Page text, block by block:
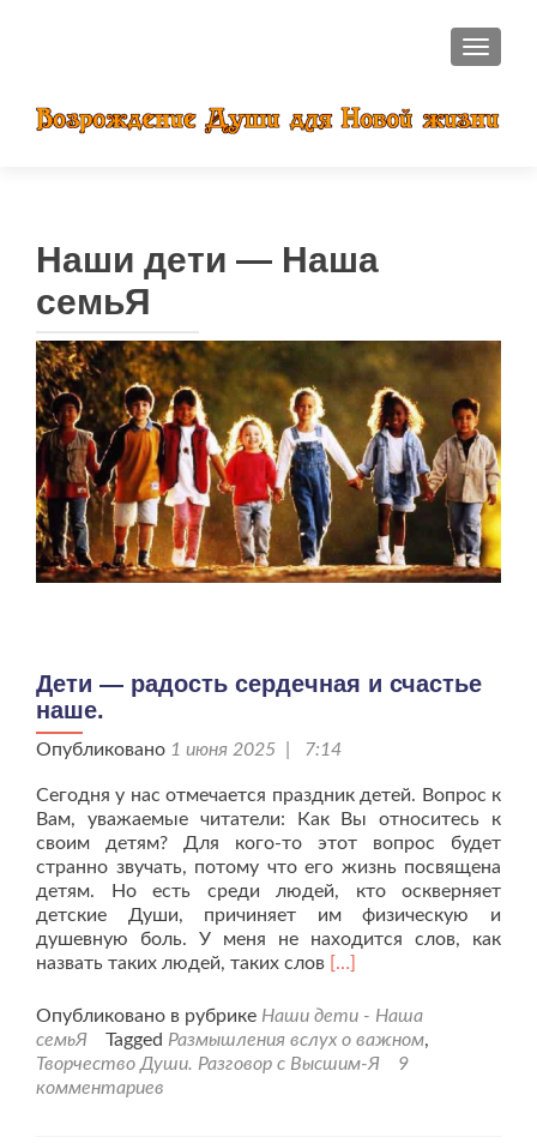
Наши дети — Наша
семьЯ
Дети — радость сердечная и счастье
наше.
Опубликовано 1 июня 2025 | 7:14
Сегодня у нас отмечается праздник детей. Вопрос к
Вам, уважаемые читатели: Как Вы относитесь к
своим детям? Для кого-то этот вопрос будет
странно звучать, потому что его жизнь посвящена
детям. Но есть среди людей, кто оскверняет
детские Души, причиняет им физическую и
душевную боль. У меня не находится слов, как
назвать таких людей, таких слов Читать
проДети
—
радость
[…]
Опубликовано в рубрике Наши дети - Наша
семьЯ
Tagged Размышления вслух о важном,
Творчество Души. Разговор с Высшим-Я
9
комментариев